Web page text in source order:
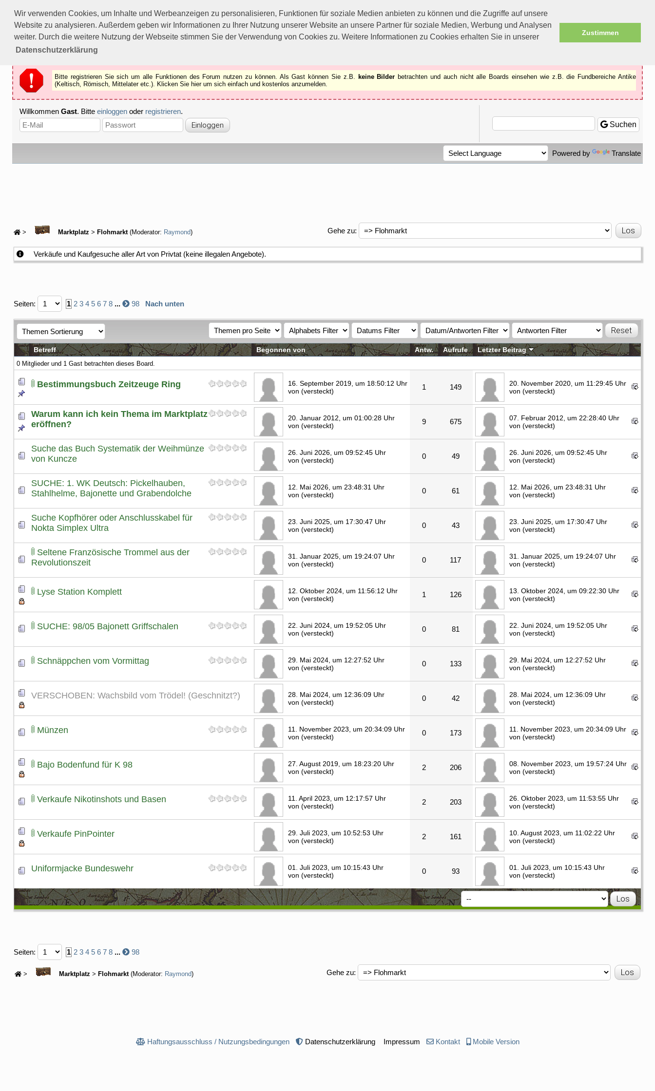
Wir verwenden Cookies, um Inhalte und Werbeanzeigen zu personalisieren, Funktionen für soziale Medien anbieten zu können und die Zugriffe auf unsere
Website zu analysieren. Außerdem geben wir Informationen zu Ihrer Nutzung unserer Website an unsere Partner für soziale Medien, Werbung und Analysen
weiter. Durch die weitere Nutzung der Webseite stimmen Sie der Verwendung von Cookies zu. Weitere Informationen zu Cookies erhalten Sie in unserer
Datenschutzerklärung
Zustimmen
Bitte registrieren Sie sich um alle Funktionen des Forums nutzen zu können.
Als Gast können Sie z.B.keine Bilderbetrachten.
Registrieren
Schliessen
Bitte registrieren Sie sich um alle Funktionen des Forum nutzen zu können. Als Gast können Sie z.B. keine Bilder betrachten und auch nicht alle Boards einsehen wie z.B. die Fundbereiche Antike
(Keltisch, Römisch, Mittelater etc.). Klicken Sie hier um sich einfach und kostenlos anzumelden.
Willkommen Gast. Bitte einloggen oder registrieren.
Suchen
Powered by Translate
> Marktplatz > Flohmarkt(Moderator: Raymond) Gehe zu:
Verkäufe und Kaufgesuche aller Art von Privtat (keine illegalen Angebote).
Seiten: 1 2 3 4 5 6 7 8 ... 98 Nach unten
Betreff Begonnen von Antw. Aufrufe Letzter Beitrag
0 Mitglieder und 1 Gast betrachten dieses Board.
Bestimmungsbuch Zeitzeuge Ring
16. September 2019, um 18:50:12 Uhr
von (versteckt)
1 149
20. November 2020, um 11:29:45 Uhr
von (versteckt)
Warum kann ich kein Thema im Marktplatz
eröffnen?
20. Januar 2012, um 01:00:28 Uhr
von (versteckt)
9 675
07. Februar 2012, um 22:28:40 Uhr
von (versteckt)
Suche das Buch Systematik der Weihmünze
von Kuncze
26. Juni 2026, um 09:52:45 Uhr
von (versteckt)
0 49
26. Juni 2026, um 09:52:45 Uhr
von (versteckt)
SUCHE: 1. WK Deutsch: Pickelhauben,
Stahlhelme, Bajonette und Grabendolche
12. Mai 2026, um 23:48:31 Uhr
von (versteckt)
0 61
12. Mai 2026, um 23:48:31 Uhr
von (versteckt)
Suche Kopfhörer oder Anschlusskabel für
Nokta Simplex Ultra
23. Juni 2025, um 17:30:47 Uhr
von (versteckt)
0 43
23. Juni 2025, um 17:30:47 Uhr
von (versteckt)
Seltene Französische Trommel aus der
Revolutionszeit
31. Januar 2025, um 19:24:07 Uhr
von (versteckt)
0 117
31. Januar 2025, um 19:24:07 Uhr
von (versteckt)
Lyse Station Komplett
12. Oktober 2024, um 11:56:12 Uhr
von (versteckt)
1 126
13. Oktober 2024, um 09:22:30 Uhr
von (versteckt)
SUCHE: 98/05 Bajonett Griffschalen
22. Juni 2024, um 19:52:05 Uhr
von (versteckt)
0 81
22. Juni 2024, um 19:52:05 Uhr
von (versteckt)
Schnäppchen vom Vormittag
29. Mai 2024, um 12:27:52 Uhr
von (versteckt)
0 133
29. Mai 2024, um 12:27:52 Uhr
von (versteckt)
VERSCHOBEN: Wachsbild vom Trödel! (Geschnitzt?)
28. Mai 2024, um 12:36:09 Uhr
von (versteckt)
0 42
28. Mai 2024, um 12:36:09 Uhr
von (versteckt)
Münzen
11. November 2023, um 20:34:09 Uhr
von (versteckt)
0 173
11. November 2023, um 20:34:09 Uhr
von (versteckt)
Bajo Bodenfund für K 98
27. August 2019, um 18:23:20 Uhr
von (versteckt)
2 206
08. November 2023, um 19:57:24 Uhr
von (versteckt)
Verkaufe Nikotinshots und Basen
11. April 2023, um 12:17:57 Uhr
von (versteckt)
2 203
26. Oktober 2023, um 11:53:55 Uhr
von (versteckt)
Verkaufe PinPointer
29. Juli 2023, um 10:52:53 Uhr
von (versteckt)
2 161
10. August 2023, um 11:02:22 Uhr
von (versteckt)
Uniformjacke Bundeswehr
01. Juli 2023, um 10:15:43 Uhr
von (versteckt)
0 93
01. Juli 2023, um 10:15:43 Uhr
von (versteckt)
Seiten: 1 2 3 4 5 6 7 8 ... 98
> Marktplatz > Flohmarkt(Moderator: Raymond) Gehe zu:
Haftungsausschluss / Nutzungsbedingungen Datenschutzerklärung Impressum Kontakt Mobile Version